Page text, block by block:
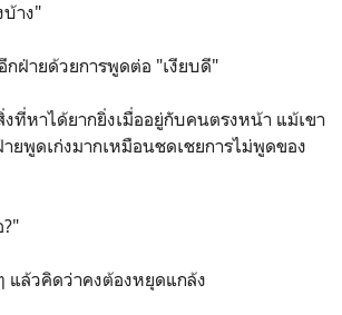
าง"
กฝ่ายด้วยการพูดต่อ "เงียบดี"
ที่หาได้ยากยิ่งเมื่ออยู่กับคนตรงหน้า แม้เขา
ยพูดเก่งมากเหมือนชดเชยการไม่พูดของ
แล้วคิดว่าคงต้องหยุดแกล้ง